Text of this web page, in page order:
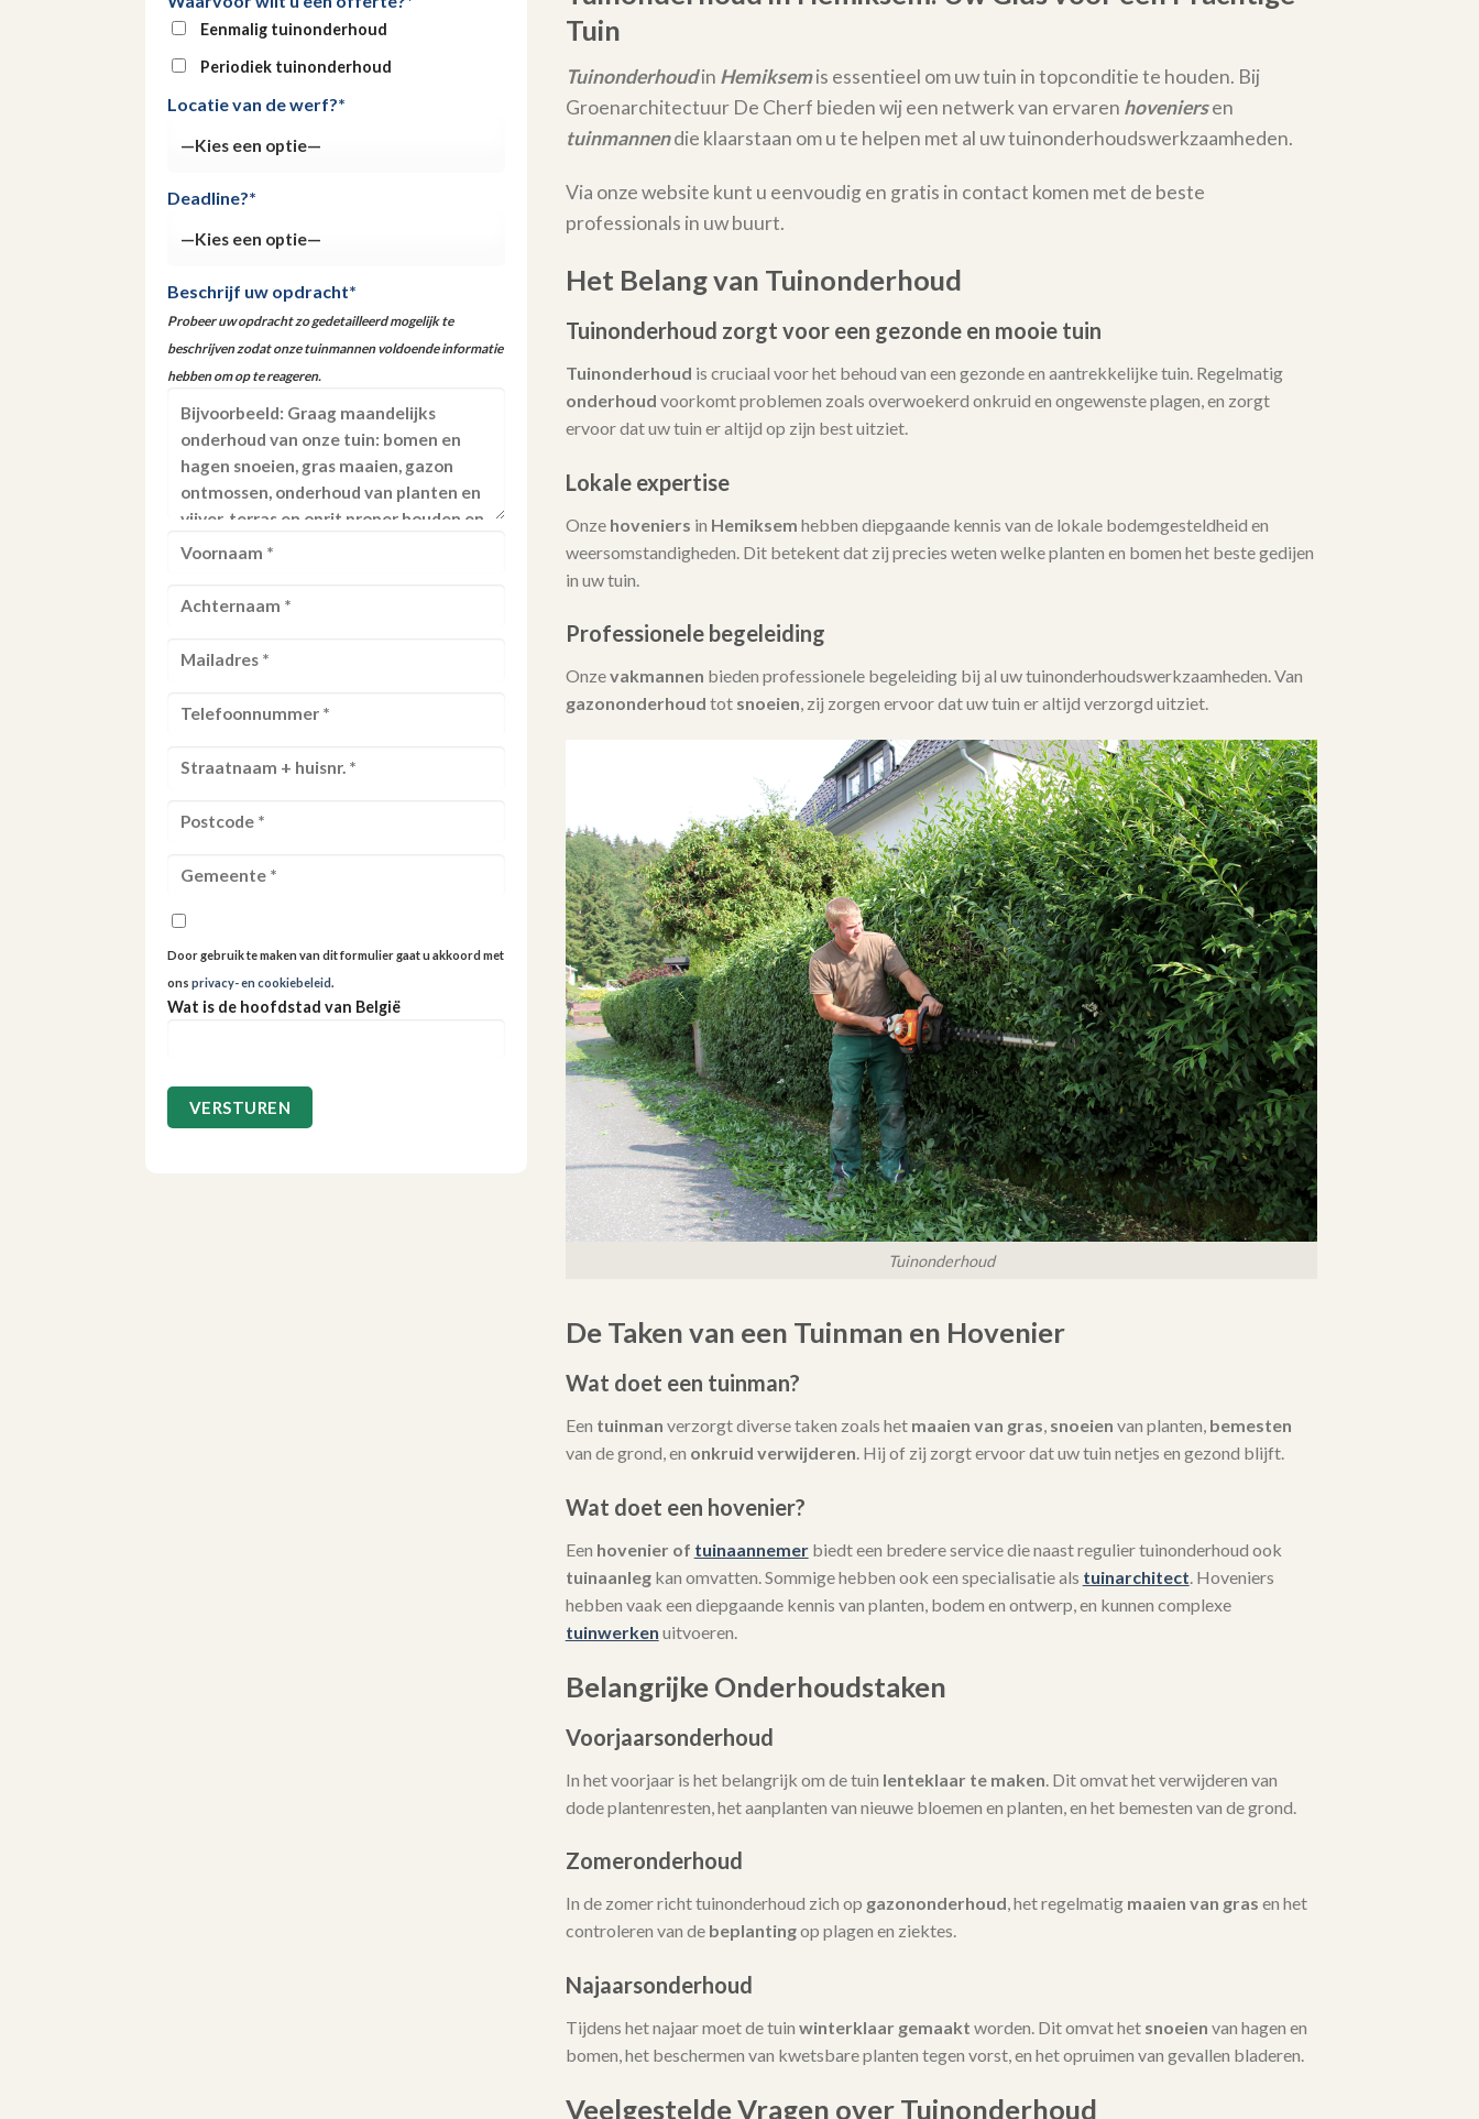
Eenmalig tuinonderhoud
Periodiek tuinonderhoud
Locatie van de werf?*
Deadline?*
Beschrijf uw opdracht*
Probeer uw opdracht zo gedetailleerd mogelijk te
beschrijven zodat onze tuinmannen voldoende informatie
hebben om op te reageren.
Door gebruik te maken van dit formulier gaat u akkoord met
ons privacy- en cookiebeleid.
Wat is de hoofdstad van België
Tuin
Tuinonderhoudin Hemiksemis essentieel om uw tuin in topconditie te houden. Bij
Groenarchitectuur De Cherf bieden wij een netwerk van ervaren hoveniersen
tuinmannendie klaarstaan om u te helpen met al uw tuinonderhoudswerkzaamheden.
Via onze website kunt u eenvoudig en gratis in contact komen met de beste
professionals in uw buurt.
Het Belang van Tuinonderhoud
Tuinonderhoud zorgt voor een gezonde en mooie tuin
Tuinonderhoud is cruciaal voor het behoud van een gezonde en aantrekkelijke tuin. Regelmatig
onderhoud voorkomt problemen zoals overwoekerd onkruid en ongewenste plagen, en zorgt
ervoor dat uw tuin er altijd op zijn best uitziet.
Lokale expertise
Onze hoveniers in Hemiksem hebben diepgaande kennis van de lokale bodemgesteldheid en
weersomstandigheden. Dit betekent dat zij precies weten welke planten en bomen het beste gedijen
in uw tuin.
Professionele begeleiding
Onzevakmannen bieden professionele begeleiding bij al uw tuinonderhoudswerkzaamheden. Van
gazononderhoud tot snoeien, zij zorgen ervoor dat uw tuin er altijd verzorgd uitziet.
Tuinonderhoud
De Taken van een Tuinman en Hovenier
Wat doet een tuinman?
Een tuinman verzorgt diverse taken zoals het maaien van gras, snoeien van planten, bemesten
van de grond, en onkruid verwijderen. Hij of zij zorgt ervoor dat uw tuin netjes en gezond blijft.
Wat doet een hovenier?
Een hovenier of tuinaannemerbiedt een bredere service die naast regulier tuinonderhoud ook
tuinaanlegkan omvatten. Sommige hebben ook een specialisatie als tuinarchitect. Hoveniers
hebben vaak een diepgaande kennis van planten, bodem en ontwerp, en kunnen complexe
tuinwerken uitvoeren.
Belangrijke Onderhoudstaken
Voorjaarsonderhoud
In het voorjaar is het belangrijk om de tuin lenteklaar te maken . Dit omvat het verwijderen van
dode plantenresten, het aanplanten van nieuwe bloemen en planten, en het bemesten van de grond.
Zomeronderhoud
In de zomer richt tuinonderhoud zich op gazononderhoud, het regelmatig maaien van gras en het
controleren van de beplantingop plagen en ziektes.
Najaarsonderhoud
Tijdens het najaar moet de tuin winterklaar gemaakt worden. Dit omvat het snoeien van hagen en
bomen, het beschermen van kwetsbare planten tegen vorst, en het opruimen van gevallen bladeren.
Veelgestelde Vragen over Tuinonderhoud